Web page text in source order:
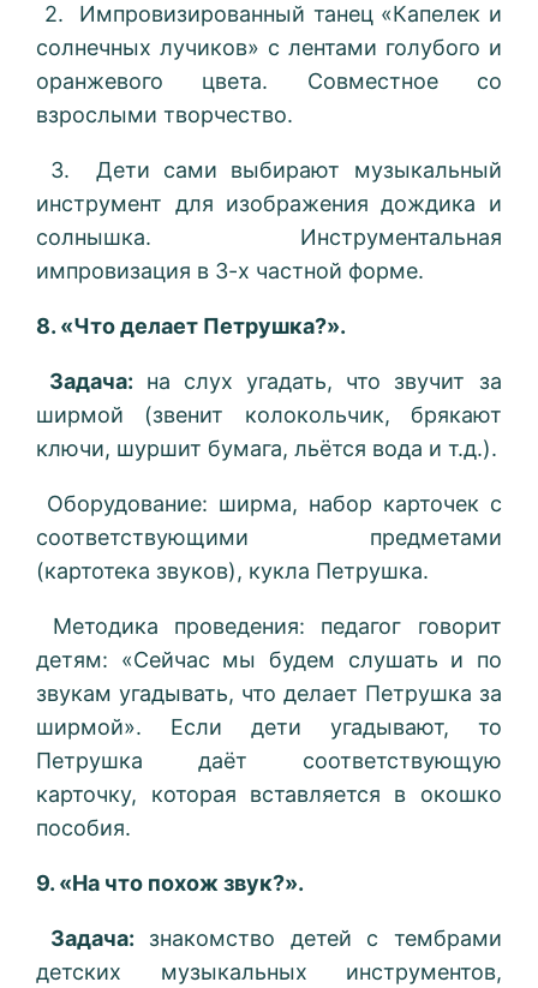
2. Импровизированный танец «Капелек и
солнечных лучиков» с лентами голубого и
оранжевого цвета. Совместное со
взрослыми творчество.
3. Дети сами выбирают музыкальный
инструмент для изображения дождика и
солнышка. Инструментальная
импровизация в 3-х частной форме.
8. «Что делает Петрушка?».
Задача: на слух угадать, что звучит за
ширмой (звенит колокольчик, брякают
ключи, шуршит бумага, льётся вода и т.д.).
Оборудование: ширма, набор карточек с
соответствующими предметами
(картотека звуков), кукла Петрушка.
Методика проведения: педагог говорит
детям: «Сейчас мы будем слушать и по
звукам угадывать, что делает Петрушка за
ширмой». Если дети угадывают, то
Петрушка даёт соответствующую
карточку, которая вставляется в окошко
пособия.
9. «На что похож звук?».
Задача: знакомство детей с тембрами
детских музыкальных инструментов,